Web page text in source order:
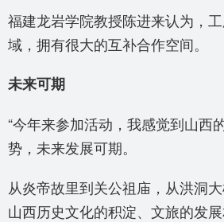
福建龙岩学院教授陈进来认为，
域，拥有很大的互补合作空间。
未来可期
“今年来参加活动，我感觉到山西
势，未来发展可期。
从炎帝故里到关公祖庙，从洪洞
山西历史文化的积淀、文旅的发展